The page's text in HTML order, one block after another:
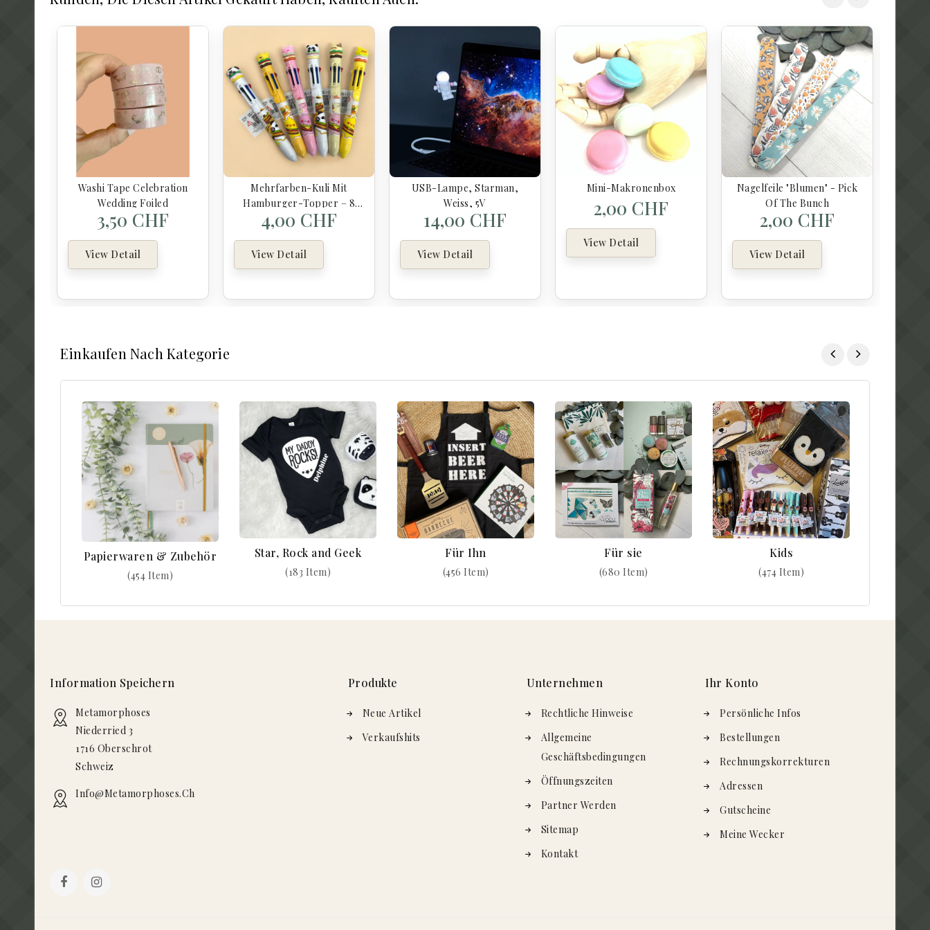
Washi Tape Celebration
Wedding Foiled
3,50 CHF
View Detail
Mehrfarben-Kuli Mit
Hamburger-Topper – 8
Farben & Süsses Design
4,00 CHF
View Detail
USB-Lampe, Starman,
Weiss, 5V
14,00 CHF
View Detail
Mini-Makronenbox
2,00 CHF
View Detail
Nagelfeile "Blumen" - Pick
Of The Bunch
2,00 CHF
View Detail
Einkaufen Nach Kategorie
Papierwaren & Zubehör
(454 Item)
Star, Rock and Geek
(183 Item)
Für Ihn
(456 Item)
Für sie
(680 Item)
Kids
(474 Item)
Information Speichern
Metamorphoses
Niederried 3
1716 Oberschrot
Schweiz
Info@metamorphoses.ch
Produkte
Neue Artikel
Verkaufshits
Unternehmen
Rechtliche Hinweise
Allgemeine
Geschäftsbedingungen
Öffnungszeiten
Partner Werden
Sitemap
Kontakt
Ihr Konto
Persönliche Infos
Bestellungen
Rechnungskorrekturen
Adressen
Gutscheine
Meine Wecker